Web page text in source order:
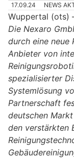
17.09.24 NEWS
Wuppertal (ots)
Die Nexaro
durch eine neue
Anbieter von
spezialisierter
Systemlösung
Partnerschaft
deutschen
den verstärkten